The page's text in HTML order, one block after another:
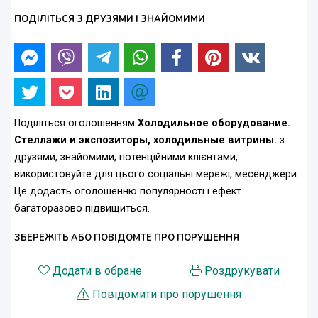
ПОДІЛІТЬСЯ З ДРУЗЯМИ І ЗНАЙОМИМИ
Поділіться оголошенням Холодильное оборудование.
Стеллажи и экспозиторы, холодильные витрины. з
друзями, знайомими, потенційними клієнтами,
використовуйте для цього соціальні мережі, месенджери.
Це додасть оголошенню популярності і ефект
багаторазово підвищиться.
ЗБЕРЕЖІТЬ АБО ПОВІДОМТЕ ПРО ПОРУШЕННЯ
Додати в обране
Роздрукувати
Повідомити про порушення